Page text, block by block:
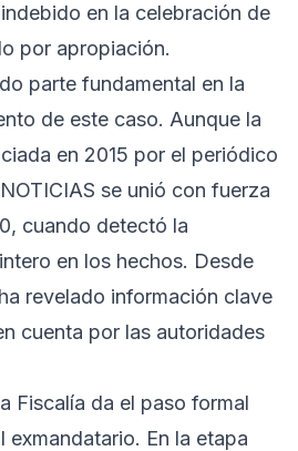
en la celebración de
por apropiación.
parte fundamental en la
de este caso. Aunque la
en 2015 por el periódico
se unió con fuerza
cuando detectó la
en los hechos. Desde
revelado información clave
cuenta por las autoridades
Fiscalía da el paso formal
exmandatario. En la etapa